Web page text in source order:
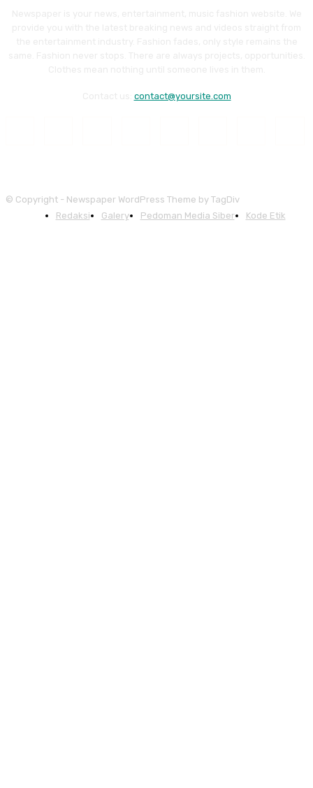
contact@yoursite.com
© Copyright - Newspaper WordPress Theme by TagDiv
Redaksi
Galery Pedoman Media Siber Kode Etik